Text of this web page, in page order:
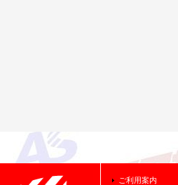
ご利用案内